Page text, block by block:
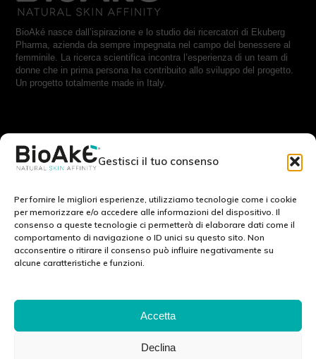
Gestisci il tuo consenso
Per fornire le migliori esperienze, utilizziamo tecnologie come i cookie
per memorizzare e/o accedere alle informazioni del dispositivo. Il
consenso a queste tecnologie ci permetterà di elaborare dati come il
comportamento di navigazione o ID unici su questo sito. Non
acconsentire o ritirare il consenso può influire negativamente su
alcune caratteristiche e funzioni.
Accetta
Declina
BioAké nasce dall’ispirazione e lo studio dei ricercatori di Ekuberg
Pharma, azienda da sempre impegnata nel campo del benessere al
femminile. La ricerca scientifica incontra l’esperienza di un team di
donne che in prima persona ha contribuito allo sviluppo del progetto.
Un progetto totalmente made in Italy.
RESTA IN CONTATTO CON NOI:
Cookie Policy (EU)
Privacy Policy